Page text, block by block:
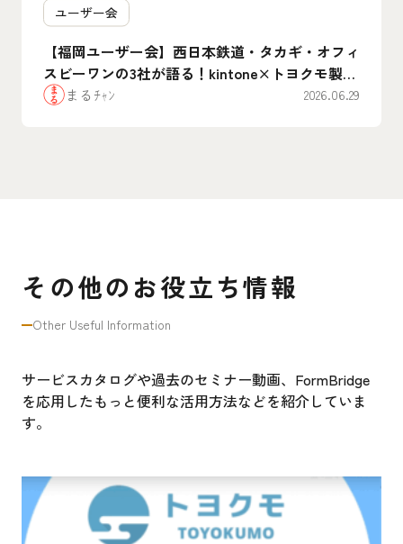
ユーザー会
【福岡ユーザー会】西日本鉄道・タカギ・オフィ
スビーワンの3社が語る！kintone×トヨクモ製品
のリアルな”腹割”活用事例まとめ
まるﾁｬﾝ 2026.06.29
その他のお役立ち情報
Other Useful Information
サービスカタログや過去のセミナー動画、FormBridge
を応用したもっと便利な活用方法などを紹介していま
す。